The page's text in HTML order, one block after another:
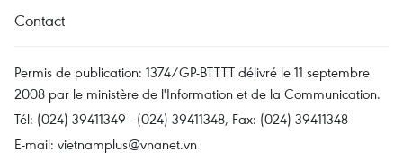
Contact
Permis de publication: 1374/GP-BTTTT délivré le 11 septembre
2008 par le ministère de l'Information et de la Communication.
Tél: (024) 39411349 - (024) 39411348, Fax: (024) 39411348
E-mail: vietnamplus@vnanet.vn